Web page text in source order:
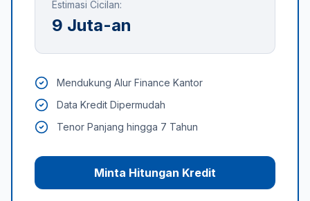
Estimasi Cicilan:
9 Juta-an
Mendukung Alur Finance Kantor
Data Kredit Dipermudah
Tenor Panjang hingga 7 Tahun
Minta Hitungan Kredit